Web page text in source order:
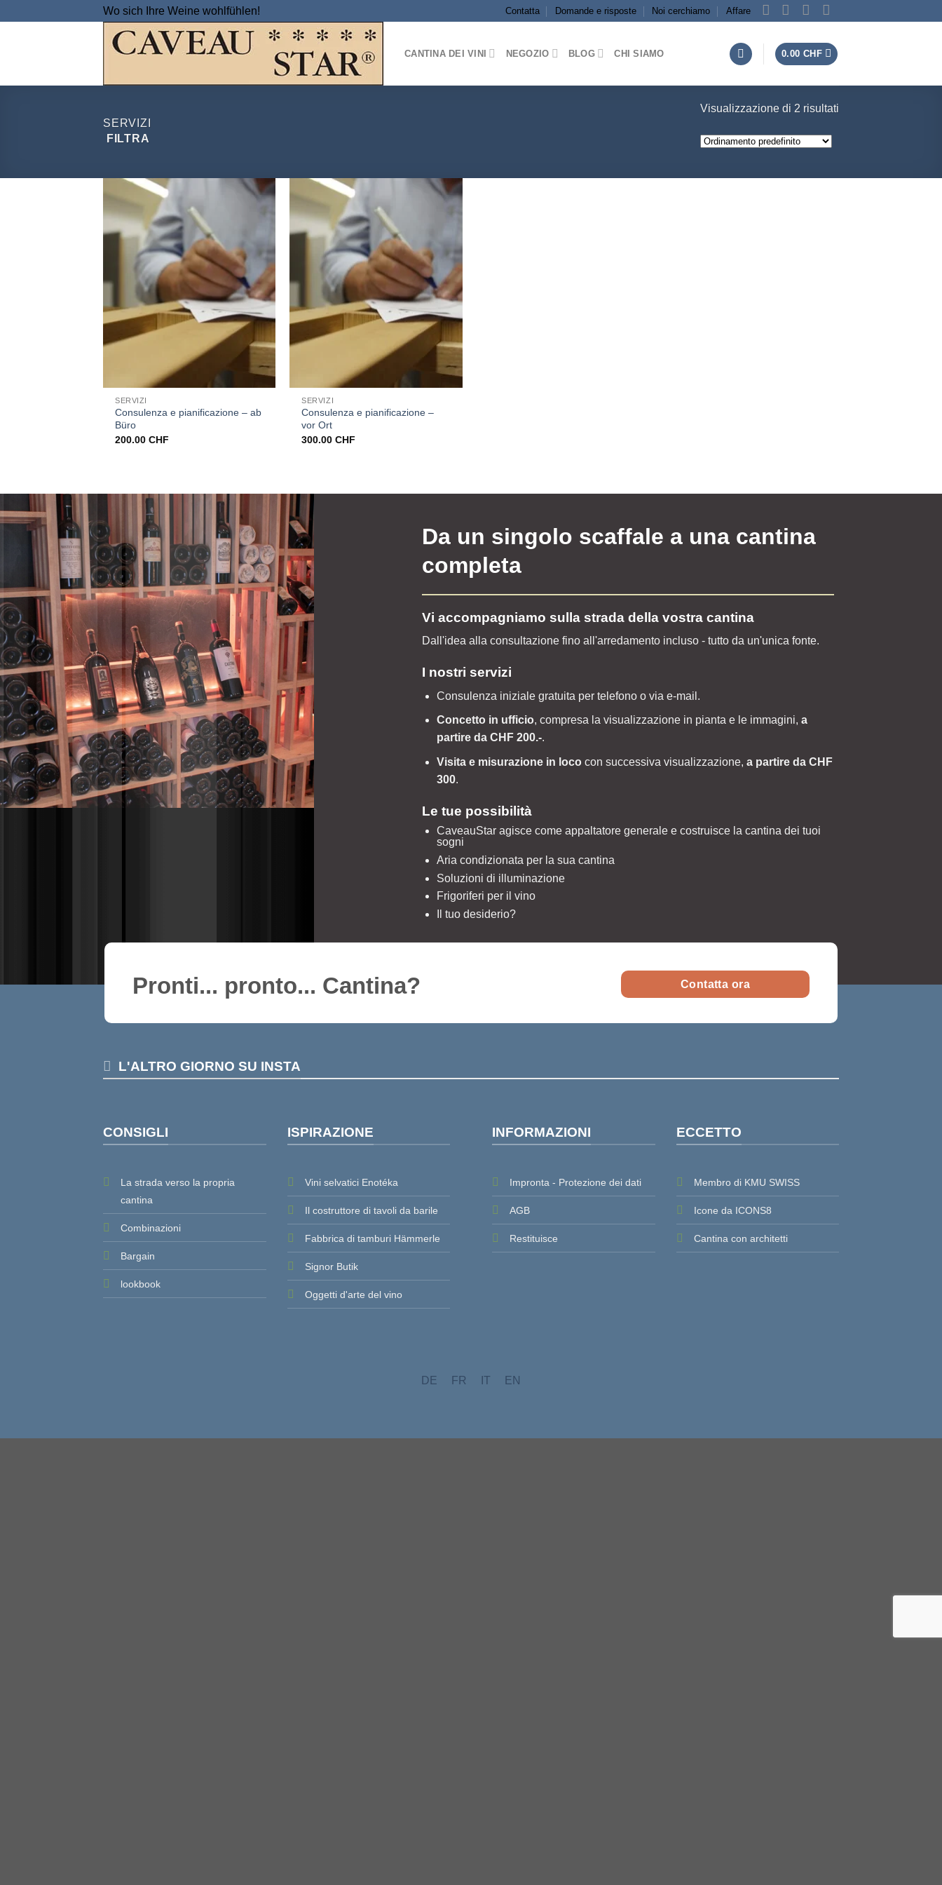
Wo sich Ihre Weine wohlfühlen! Contatta Domande e risposte Noi cerchiamo Affare
CANTINA DEI VINI NEGOZIO BLOG CHI SIAMO 0.00 CHF
SERVIZI
FILTRA
Visualizzazione di 2 risultati
SERVIZI
Consulenza e pianificazione – ab
Büro
200.00CHF
SERVIZI
Consulenza e pianificazione –
vor Ort
300.00CHF
Da un singolo scaffale a una cantina
completa
Vi accompagniamo sulla strada della vostra cantina
Dall'idea alla consultazione fino all'arredamento incluso - tutto da un'unica fonte.
I nostri servizi
Consulenza iniziale gratuita per telefono o via e-mail.
Concetto in ufficio, compresa la visualizzazione in pianta e le immagini,a
partire da CHF 200.-.
Visita e misurazione in loco con successiva visualizzazione,a partire da CHF
300.
Le tue possibilità
CaveauStar agisce come appaltatore generale e costruisce la cantina dei tuoi
sogni
Aria condizionata per la sua cantina
Soluzioni di illuminazione
Frigoriferi per il vino
Il tuo desiderio?
Pronti... pronto... Cantina? Contatta ora
L'ALTRO GIORNO SU INSTA
CONSIGLI
La strada verso la propria
cantina
Combinazioni
Bargain
lookbook
ISPIRAZIONE
Vini selvatici Enotéka
Il costruttore di tavoli da barile
Fabbrica di tamburi Hämmerle
Signor Butik
Oggetti d'arte del vino
INFORMAZIONI
Impronta - Protezione dei dati
AGB
Restituisce
ECCETTO
Membro di KMU SWISS
Icone da ICONS8
Cantina con architetti
DE FR IT EN